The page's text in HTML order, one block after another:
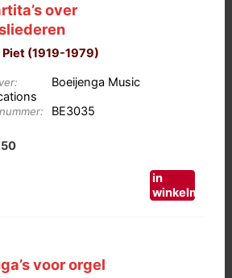
over
Piet (1919-1979)
Boeijenga Music
BE3035
in
winkelmand
voor orgel